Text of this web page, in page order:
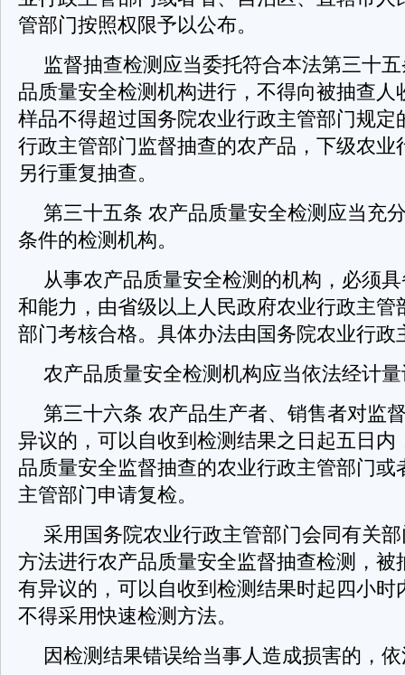
管部门按照权限予以公布。
监督抽查检测应当委托符合本法第三十
品质量安全检测机构进行，不得向被抽查人
样品不得超过国务院农业行政主管部门规定
行政主管部门监督抽查的农产品，下级农业
另行重复抽查。
第三十五条 农产品质量安全检测应当充
条件的检测机构。
从事农产品质量安全检测的机构，必须
和能力，由省级以上人民政府农业行政主管
部门考核合格。具体办法由国务院农业行政
农产品质量安全检测机构应当依法经计
第三十六条 农产品生产者、销售者对监
异议的，可以自收到检测结果之日起五日内
品质量安全监督抽查的农业行政主管部门或
主管部门申请复检。
采用国务院农业行政主管部门会同有关
方法进行农产品质量安全监督抽查检测，被
有异议的，可以自收到检测结果时起四小时
不得采用快速检测方法。
因检测结果错误给当事人造成损害的，